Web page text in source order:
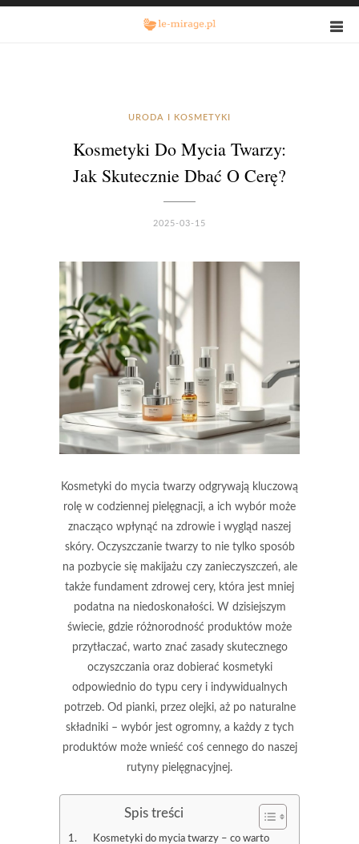
URODA I KOSMETYKI
Kosmetyki Do Mycia Twarzy:
Jak Skutecznie Dbać O Cerę?
2025-03-15
Kosmetyki do mycia twarzy odgrywają kluczową
rolę w codziennej pielęgnacji, a ich wybór może
znacząco wpłynąć na zdrowie i wygląd naszej
skóry. Oczyszczanie twarzy to nie tylko sposób
na pozbycie się makijażu czy zanieczyszczeń, ale
także fundament zdrowej cery, która jest mniej
podatna na niedoskonałości. W dzisiejszym
świecie, gdzie różnorodność produktów może
przytłaczać, warto znać zasady skutecznego
oczyszczania oraz dobierać kosmetyki
odpowiednio do typu cery i indywidualnych
potrzeb. Od pianki, przez olejki, aż po naturalne
składniki – wybór jest ogromny, a każdy z tych
produktów może wnieść coś cennego do naszej
rutyny pielęgnacyjnej.
Spis treści
Kosmetyki do mycia twarzy – co warto